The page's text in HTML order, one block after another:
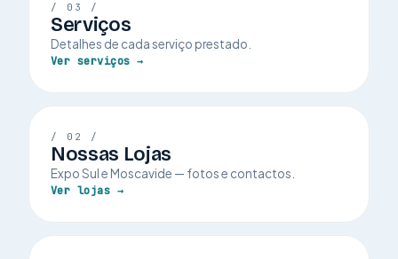
/ 03 /
Serviços
Detalhes de cada serviço prestado.
Ver serviços →
/ 02 /
Nossas Lojas
Expo Sul e Moscavide — fotos e contactos.
Ver lojas →